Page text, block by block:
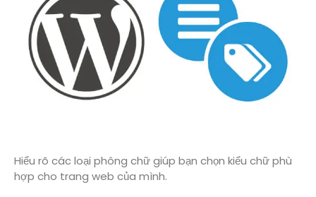
Hiểu rõ các loại phông chữ giúp bạn chọn kiểu chữ phù
hợp cho trang web của mình.